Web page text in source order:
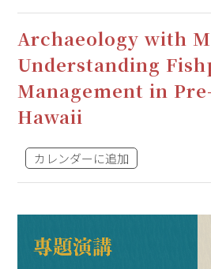
Archaeology with
Understanding
Management in
Hawaii
カレンダーに追加